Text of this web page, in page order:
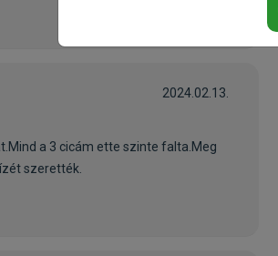
2024.02.13.
a 3 cicám ette szinte falta.Meg
szerették.